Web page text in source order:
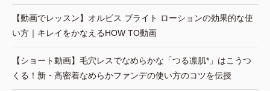
【動画でレッスン】オルビス ブライト ローションの効果的な使
い方｜キレイをかなえるHOW TO動画
【ショート動画】毛穴レスでなめらかな「つる凛肌*」はこうつ
くる！新・高密着なめらかファンデの使い方のコツを伝授